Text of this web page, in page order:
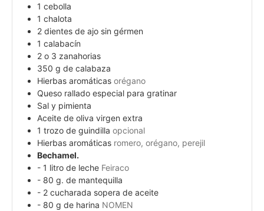
1 cebolla
1 chalota
2 dientes de ajo sin gérmen
1 calabacín
2 o 3 zanahorias
350 g de calabaza
Hierbas aromáticas orégano
Queso rallado especial para gratinar
Sal y pimienta
Aceite de oliva virgen extra
1 trozo de guindilla opcional
Hierbas aromáticas romero, orégano, perejil
Bechamel.
- 1 litro de leche Feiraco
- 80 g. de mantequilla
- 2 cucharada sopera de aceite
- 80 g de harina NOMEN